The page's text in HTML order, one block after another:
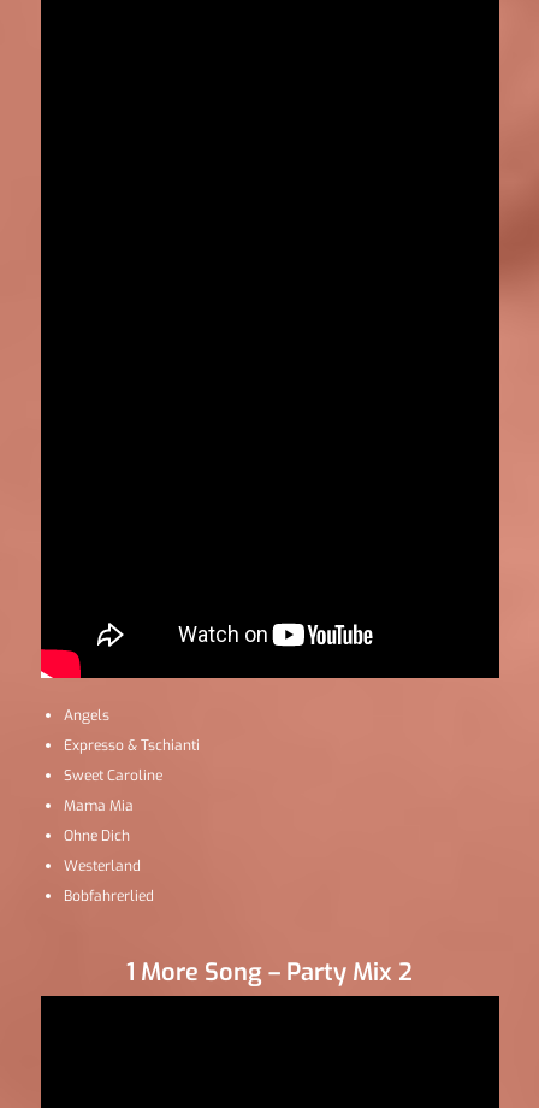
Angels
Expresso & Tschianti
Sweet Caroline
Mama Mia
Ohne Dich
Westerland
Bobfahrerlied
1 More Song – Party Mix 2